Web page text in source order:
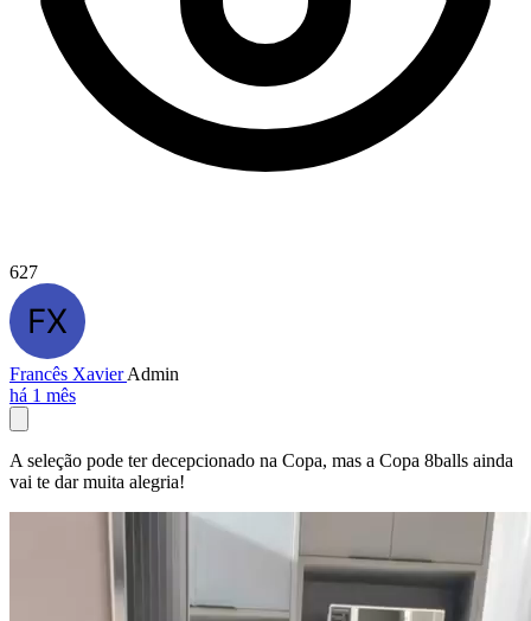
627
Francês XavierAdmin
há 1 mês
A seleção pode ter decepcionado na Copa, mas a Copa 8balls ainda
vai te dar muita alegria!